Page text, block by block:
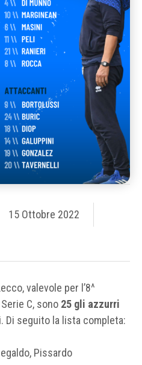
15 Ottobre 2022
valevole per l’8^
C, sono 25 gli azzurri
Di seguito la lista completa:
Pissardo